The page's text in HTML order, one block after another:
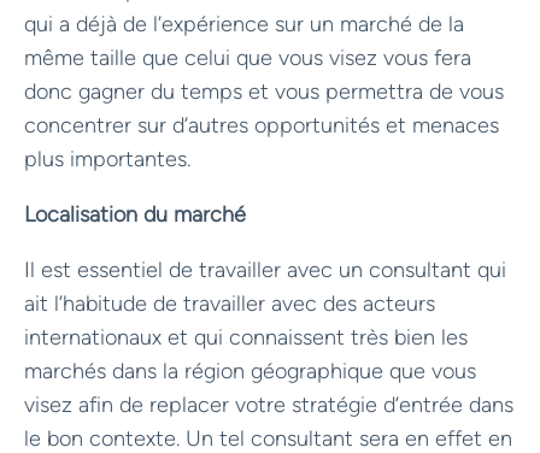
qui a déjà de l’expérience sur un marché de la
même taille que celui que vous visez vous fera
donc gagner du temps et vous permettra de vous
concentrer sur d’autres opportunités et menaces
plus importantes.
Localisation du marché
Il est essentiel de travailler avec un consultant qui
ait l’habitude de travailler avec des acteurs
internationaux et qui connaissent très bien les
marchés dans la région géographique que vous
visez afin de replacer votre stratégie d’entrée dans
le bon contexte. Un tel consultant sera en effet en